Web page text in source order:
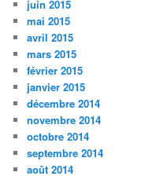
juin 2015
mai 2015
avril 2015
mars 2015
février 2015
janvier 2015
décembre 2014
novembre 2014
octobre 2014
septembre 2014
août 2014